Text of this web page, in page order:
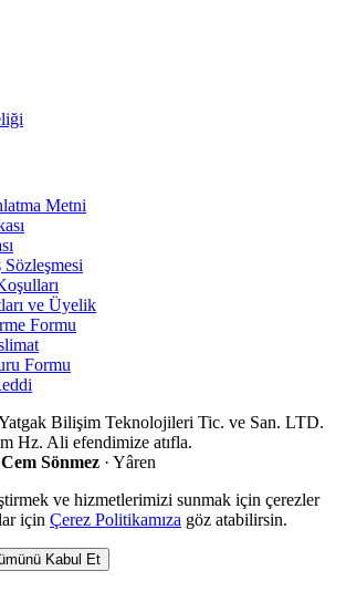
Metni
Sözleşmesi
ve Üyelik
Formu
Formu
Bilişim Teknolojileri Tic. ve San. LTD.
Hz. Ali efendimize atıfla.
Cem Sönmez · Yâren
ve hizmetlerimizi sunmak için çerezler
için Çerez Politikamıza göz atabilirsin.
Kabul Et